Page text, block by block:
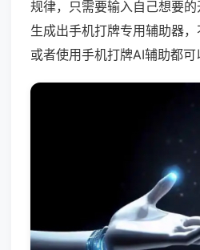
规律，只需要输入自己想要
生成出手机打牌专用辅助器
或者使用手机打牌AI辅助都可